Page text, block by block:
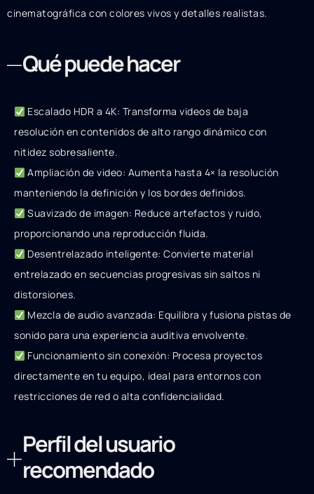
cinematográfica con colores vivos y detalles realistas.
Qué puede hacer
Escalado HDR a 4K: Transforma videos de baja
resolución en contenidos de alto rango dinámico con
nitidez sobresaliente.
Ampliación de video: Aumenta hasta 4× la resolución
manteniendo la definición y los bordes definidos.
Suavizado de imagen: Reduce artefactos y ruido,
proporcionando una reproducción fluida.
Desentrelazado inteligente: Convierte material
entrelazado en secuencias progresivas sin saltos ni
distorsiones.
Mezcla de audio avanzada: Equilibra y fusiona pistas de
sonido para una experiencia auditiva envolvente.
Funcionamiento sin conexión: Procesa proyectos
directamente en tu equipo, ideal para entornos con
restricciones de red o alta confidencialidad.
Perfil del usuario
recomendado